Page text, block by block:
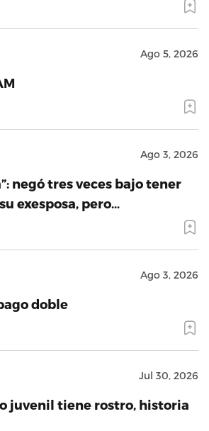
Ago 5, 2026
Ago 3, 2026
negó tres veces bajo tener
exesposa, pero…
Ago 3, 2026
doble
Jul 30, 2026
juvenil tiene rostro, historia